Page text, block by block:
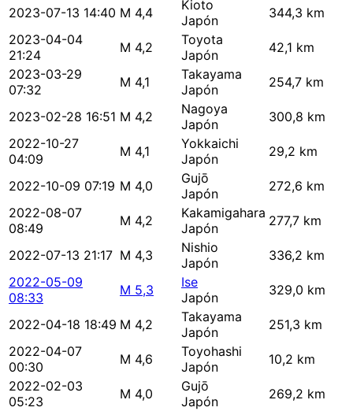
2023-07-13 14:40 M 4,4
Kioto
Japón
344,3 km
2023-04-04
21:24
M 4,2
Toyota
Japón
42,1 km
2023-03-29
07:32
M 4,1
Takayama
Japón
254,7 km
2023-02-28 16:51 M 4,2
Nagoya
Japón
300,8 km
2022-10-27
04:09
M 4,1
Yokkaichi
Japón
29,2 km
2022-10-09 07:19 M 4,0
Gujō
Japón
272,6 km
2022-08-07
08:49
M 4,2
Kakamigahara
Japón
277,7 km
2022-07-13 21:17 M 4,3
Nishio
Japón
336,2 km
2022-05-09
08:33
M 5,3
Ise
Japón
329,0 km
2022-04-18 18:49 M 4,2
Takayama
Japón
251,3 km
2022-04-07
00:30
M 4,6
Toyohashi
Japón
10,2 km
2022-02-03
05:23
M 4,0
Gujō
Japón
269,2 km